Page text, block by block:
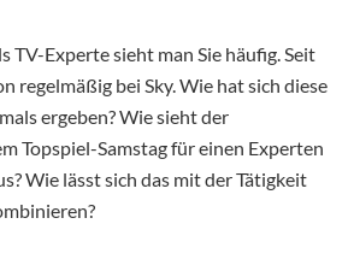
TV-Experte sieht man Sie häufig. Seit
regelmäßig bei Sky. Wie hat sich diese
ergeben? Wie sieht der
Topspiel-Samstag für einen Experten
Wie lässt sich das mit der Tätigkeit